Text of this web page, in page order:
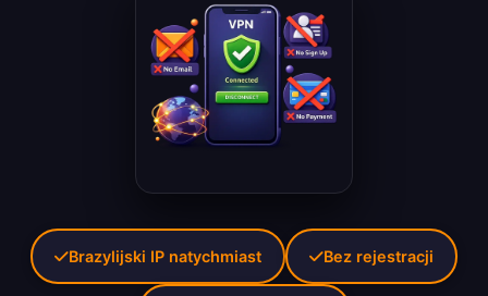
Brazylijski IP natychmiast Bez rejestracji